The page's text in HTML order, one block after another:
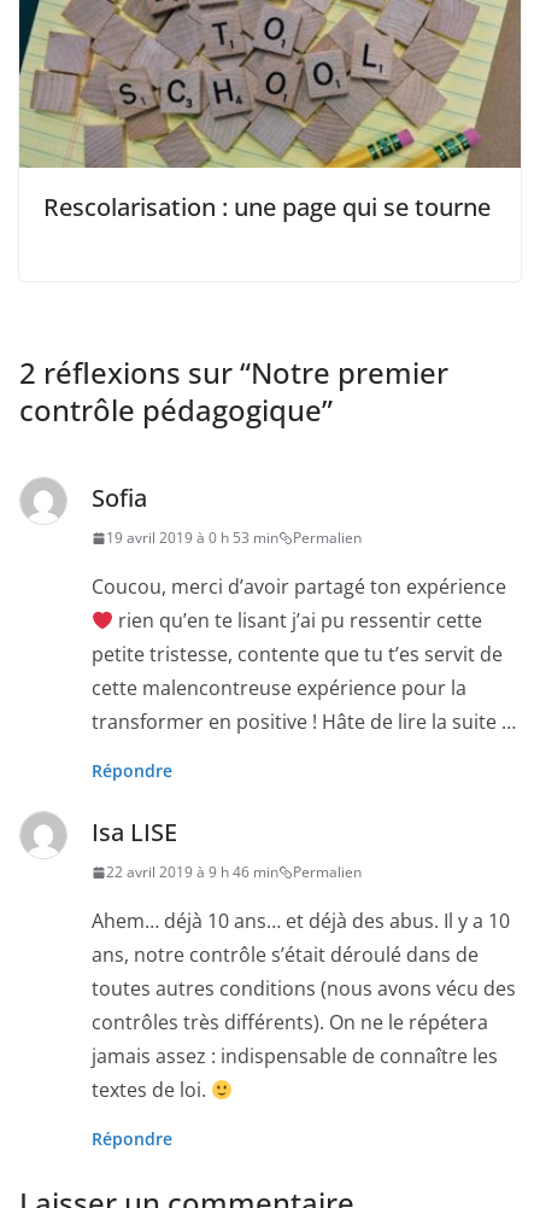
Rescolarisation : une page qui se tourne
2 réflexions sur “Notre premier
contrôle pédagogique”
Sofia
19 avril 2019 à 0 h 53 min Permalien
Coucou, merci d’avoir partagé ton expérience
rien qu’en te lisant j’ai pu ressentir cette
petite tristesse, contente que tu t’es servit de
cette malencontreuse expérience pour la
transformer en positive ! Hâte de lire la suite …
Répondre
Isa LISE
22 avril 2019 à 9 h 46 min Permalien
Ahem… déjà 10 ans… et déjà des abus. Il y a 10
ans, notre contrôle s’était déroulé dans de
toutes autres conditions (nous avons vécu des
contrôles très différents). On ne le répétera
jamais assez : indispensable de connaître les
textes de loi.
Répondre